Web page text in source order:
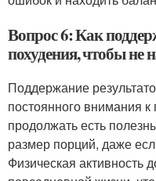
Вопрос 6: Как
похудения, чтобы не
Поддержание
постоянного внимания
продолжать есть
размер порций, даже
Физическая активность